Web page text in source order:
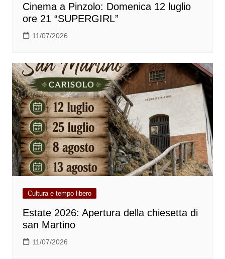
Cinema a Pinzolo: Domenica 12 luglio
ore 21 “SUPERGIRL”
11/07/2026
Cultura e tempo libero
Estate 2026: Apertura della chiesetta di
san Martino
11/07/2026